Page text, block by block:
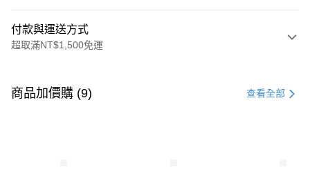
付款與運送方式
超取滿NT$1,500免運
信用卡一次付款
商品加價購 (9) 查看全部